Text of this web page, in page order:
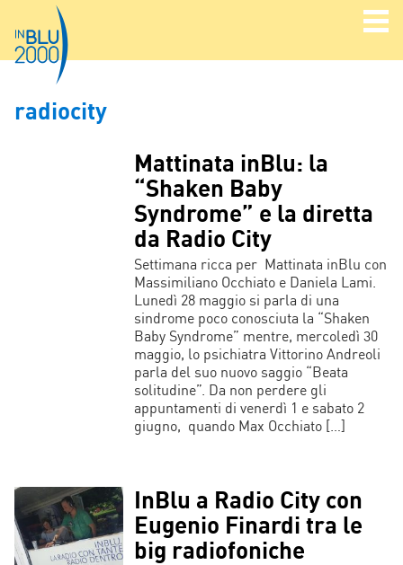
radiocity
Mattinata inBlu: la
“Shaken Baby
Syndrome” e la diretta
da Radio City
Settimana ricca per Mattinata inBlu con
Massimiliano Occhiato e Daniela Lami.
Lunedì 28 maggio si parla di una
sindrome poco conosciuta la “Shaken
Baby Syndrome” mentre, mercoledì 30
maggio, lo psichiatra Vittorino Andreoli
parla del suo nuovo saggio “Beata
solitudine”. Da non perdere gli
appuntamenti di venerdì 1 e sabato 2
giugno, quando Max Occhiato […]
InBlu a Radio City con
Eugenio Finardi tra le
big radiofoniche